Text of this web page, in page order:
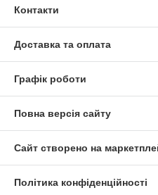
Контакти
Доставка та оплата
Графік роботи
Повна версія сайту
Сайт створено на
Політика конфіденційності